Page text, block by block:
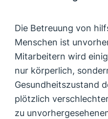
Die Betreuung von
Menschen ist
Mitarbeitern wird
nur körperlich,
Gesundheitszustand
plötzlich
zu